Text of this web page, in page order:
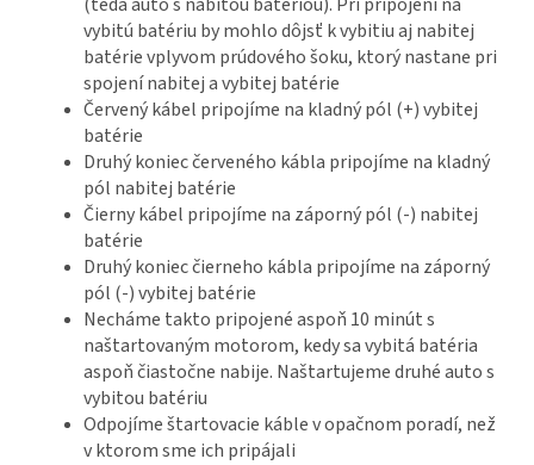
vybitú batériu by mohlo dôjsť k vybitiu aj nabitej
batérie vplyvom prúdového šoku, ktorý nastane pri
spojení nabitej a vybitej batérie
Červený kábel pripojíme na kladný pól (+) vybitej
batérie
Druhý koniec červeného kábla pripojíme na kladný
pól nabitej batérie
Čierny kábel pripojíme na záporný pól (-) nabitej
batérie
Druhý koniec čierneho kábla pripojíme na záporný
pól (-) vybitej batérie
Necháme takto pripojené aspoň 10 minút s
naštartovaným motorom, kedy sa vybitá batéria
aspoň čiastočne nabije. Naštartujeme druhé auto s
vybitou batériu
Odpojíme štartovacie káble v opačnom poradí, než
v ktorom sme ich pripájali